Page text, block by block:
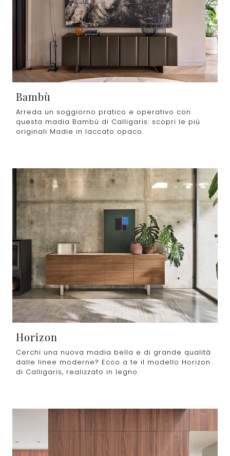
Bambù
Arreda un soggiorno pratico e operativo con
questa madia Bambù di Calligaris: scopri le più
originali Madie in laccato opaco.
Horizon
Cerchi una nuova madia bella e di grande qualità
dalle linee moderne? Ecco a te il modello Horizon
di Calligaris, realizzato in legno.